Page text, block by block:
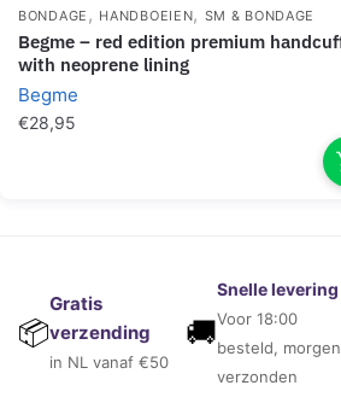
BONDAGE , HANDBOEIEN, SM & BONDAGE
begme – red edition premium handcuffs
with neoprene lining
Begme
€28,95
📦
Gratis
verzending
in NL vanaf €50
🚚
Snelle levering
Voor 18:00
besteld, morgen
verzonden